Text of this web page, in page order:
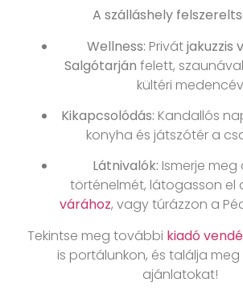
A szálláshely
Wellness: Privátjakuzzis
Salgótarján felett,
kültéri
Kikapcsolódás: Kandallós
konyha és játszótér a
Látnivalók: Ismerje meg
történelmét, látogasson el
várához, vagy túrázzon a
Tekintse meg további kiadó
is portálunkon, és találja
ajánlatokat!